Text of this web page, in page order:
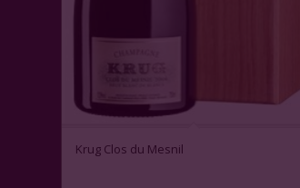
Krug Clos du Mesnil